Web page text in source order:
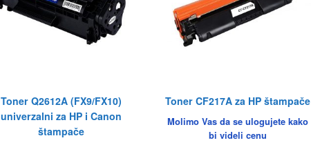
Toner Q2612A (FX9/FX10)
univerzalni za HP i Canon
štampače
Toner CF217A za HP štampače
Molimo Vas da se ulogujete kako
bi videli cenu